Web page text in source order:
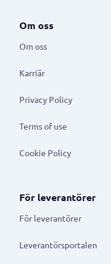
Om oss
Om oss
Karriär
Privacy Policy
Terms of use
Cookie Policy
För leverantörer
För leverantörer
Leverantörsportalen